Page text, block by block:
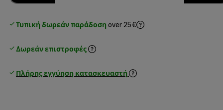
Τυπική δωρεάν παράδοση over 25€
Δωρεάν επιστροφές
Πλήρης εγγύηση κατασκευαστή